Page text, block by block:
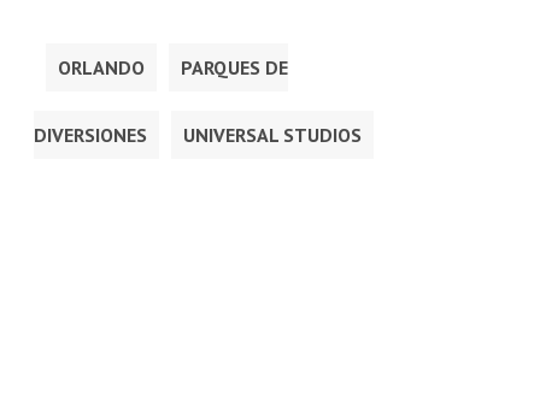
ORLANDO PARQUES DE
DIVERSIONES UNIVERSAL STUDIOS